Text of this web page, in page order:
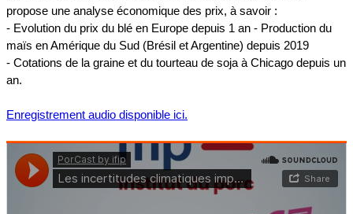
propose une analyse économique des prix, à savoir :
- Evolution du prix du blé en Europe depuis 1 an - Production du
maïs en Amérique du Sud (Brésil et Argentine) depuis 2019
- Cotations de la graine et du tourteau de soja à Chicago depuis un
an.
Enregistrement audio disponible ici.